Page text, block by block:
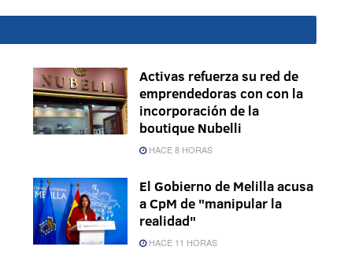
Activas refuerza su red de
emprendedoras con con la
incorporación de la
boutique Nubelli
HACE 8 HORAS
El Gobierno de Melilla acusa
a CpM de "manipular la
realidad"
HACE 11 HORAS